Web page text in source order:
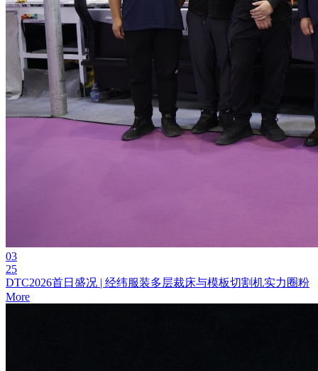
03
25
DTC2026首日盛况 | 经纬服装多层裁床与模板切割机实力圈粉
More